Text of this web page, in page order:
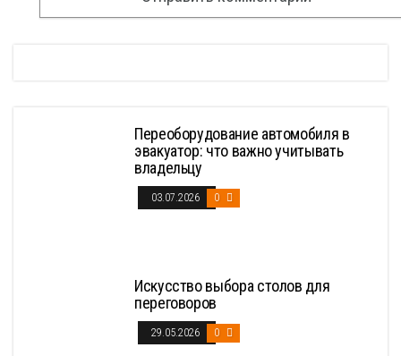
Переоборудование автомобиля в
эвакуатор: что важно учитывать
владельцу
03.07.2026 0
Искусство выбора столов для
переговоров
29.05.2026 0